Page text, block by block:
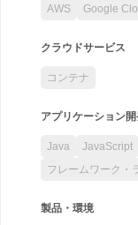
AWS Google
クラウドサービス
コンテナ
アプリケーション開
Java JavaScript
フレームワーク・
製品・環境